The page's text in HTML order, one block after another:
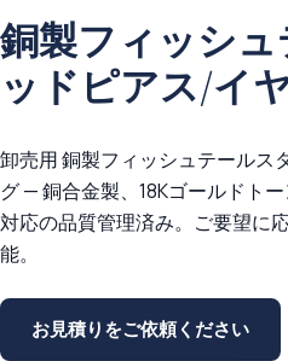
銅製フィッシュ
ッドピアス/イ
卸売用 銅製フィッシュテールス
グ — 銅合金製、18Kゴールドト
対応の品質管理済み。ご要望に
能。
お見積りをご依頼ください